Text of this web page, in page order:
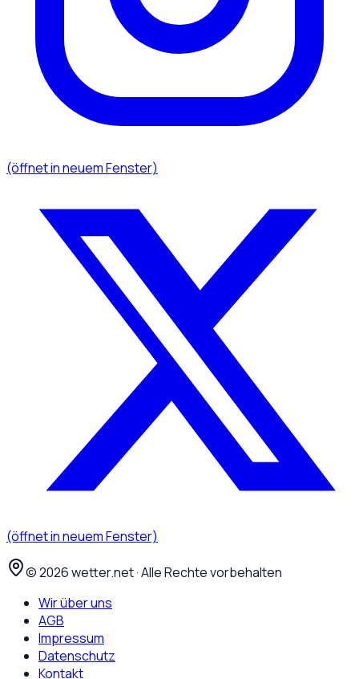
(öffnet in neuem Fenster)
(öffnet in neuem Fenster)
©2026wetter.net · Alle Rechte vorbehalten
Wir über uns
AGB
Impressum
Datenschutz
Kontakt